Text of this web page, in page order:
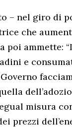
– nel giro di
che
poi ammette:
e
misura
prezzi